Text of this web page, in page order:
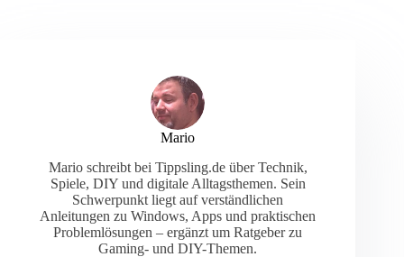
Mario
Mario schreibt bei Tippsling.de über Technik,
Spiele, DIY und digitale Alltagsthemen. Sein
Schwerpunkt liegt auf verständlichen
Anleitungen zu Windows, Apps und praktischen
Problemlösungen – ergänzt um Ratgeber zu
Gaming- und DIY-Themen.